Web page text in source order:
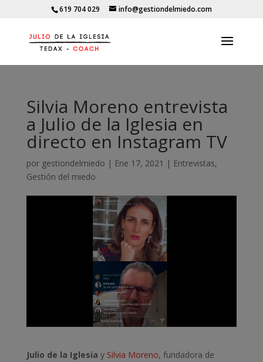
619 704 029 info@gestiondelmiedo.com
Silvia Moreno entrevista
a Julio de la Iglesia en
directo en Instagram TV
por gestiondelmiedo | Ene 17, 2021 | Entrevistas,
Gestión del miedo
Julio de la Iglesia y Silvia Moreno, fundadora de